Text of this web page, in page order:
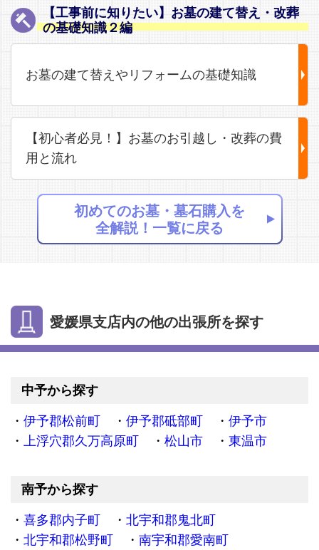
【工事前に知りたい】お墓の建て替え・改葬
の基礎知識２編
お墓の建て替えやリフォームの基礎知識
【初心者必見！】お墓のお引越し・改葬の費
用と流れ
初めてのお墓・墓石購入を
全解説！一覧に戻る
愛媛県支店内の他の出張所を探す
中予から探す
伊予郡松前町 伊予郡砥部町
伊予市
上浮穴郡久万高原町
松山市 東温市
南予から探す
喜多郡内子町
北宇和郡鬼北町
北宇和郡松野町
南宇和郡愛南町